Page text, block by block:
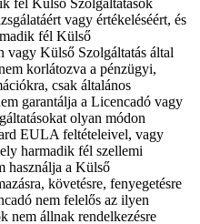
vagy értékeléséért, és
fél Külső
vagy Külső Szolgáltatás által
korlátozva a pénzügyi,
csak általános
garantálja a Licencadó vagy
olyan módon
EULA feltételeivel, vagy
harmadik fél szellemi
használja a Külső
követésre, fenyegetésre
nem felelős az ilyen
nem állnak rendelkezésre